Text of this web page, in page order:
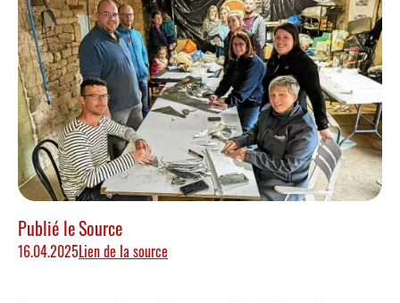
Publié le
16.04.2025
Source
Lien de la source